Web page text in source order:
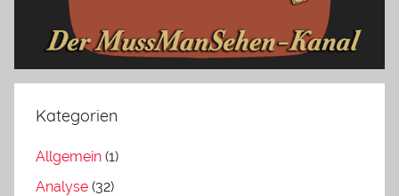
Kategorien
Allgemein (1)
Analyse (32)